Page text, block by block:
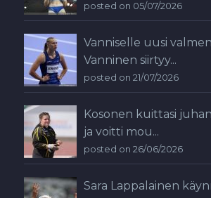
posted on 05/07/2026
Vanniselle uusi
Vanninen siirtyy...
posted on 21/07/2026
Kosonen kuittasi
ja voitti mou...
posted on 26/06/2026
Sara Lappalainen